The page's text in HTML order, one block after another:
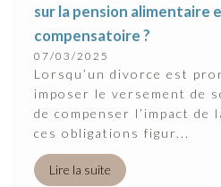
sur la pension alimentaire
compensatoire ?
07/03/2025
Lorsqu’un divorce est
imposer le versement de
de compenser l’impact de
ces obligations figur...
Lire la suite